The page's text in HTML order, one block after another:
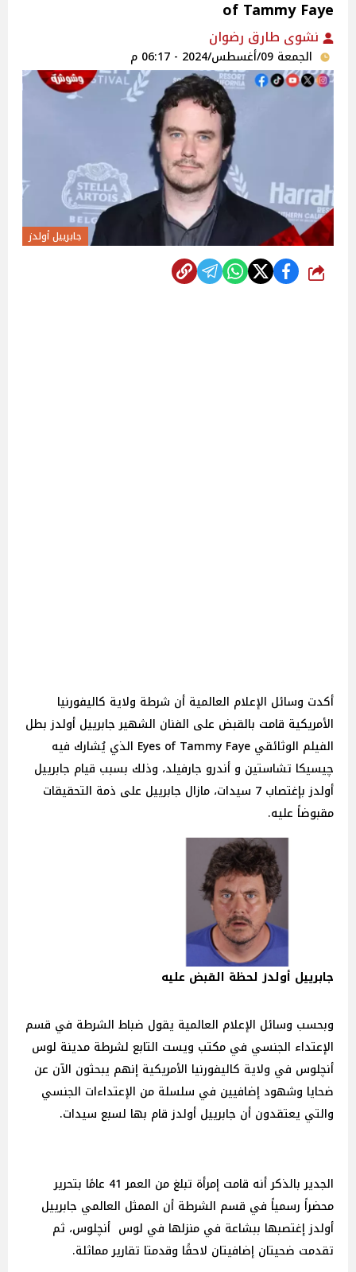
of Tammy Faye
نشوى طارق رضوان
الجمعة 09/أغسطس/2024 - 06:17 م
جابرييل أولدز
شارك
أكدت وسائل الإعلام العالمية أن شرطة ولاية كاليفورنيا
الأمريكية قامت بالقبض على الفنان الشهير جابرييل أولدز بطل
الفيلم الوثائقي Eyes of Tammy Faye الذي يُشارك فيه
چيسيكا تشاستين و أندرو جارفيلد، وذلك بسبب قيام جابرييل
أولدز بإغتصاب 7 سيدات، مازال جابرييل على ذمة التحقيقات
مقبوضاً عليه.
جابرييل أولدز لحظة القبض عليه
وبحسب وسائل الإعلام العالمية يقول ضباط الشرطة في قسم
الإعتداء الجنسي في مكتب ويست التابع لشرطة مدينة لوس
أنچلوس في ولاية كاليفورنيا الأمريكية إنهم يبحثون الآن عن
ضحايا وشهود إضافيين في سلسلة من الإعتداءات الجنسي
والتي يعتقدون أن جابرييل أولدز قام بها لسبع سيدات.
الجدير بالذكر أنه قامت إمرأة تبلغ من العمر 41 عامًا بتحرير
محضراً رسمياً في قسم الشرطة أن الممثل العالمي جابرييل
أولدز إغتصبها ببشاعة في منزلها في لوس أنچلوس، ثم
تقدمت ضحيتان إضافيتان لاحقًا وقدمتا تقارير مماثلة.